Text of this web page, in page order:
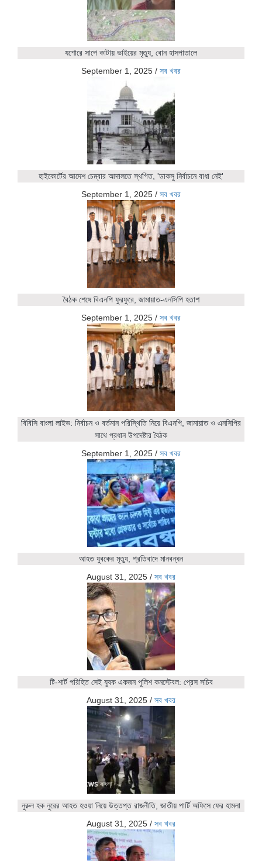
যশোরে সাপে কাটায় ভাইয়ের মৃত্যু, বোন হাসপাতালে
September 1, 2025 / সব খবর
হাইকোর্টের আদেশ চেম্বার আদালতে স্থগিত, 'ডাকসু নির্বাচনে বাধা নেই'
September 1, 2025 / সব খবর
বৈঠক শেষে বিএনপি ফুরফুরে, জামায়াত-এনসিপি হতাশ
September 1, 2025 / সব খবর
বিবিসি বাংলা লাইভ: নির্বাচন ও বর্তমান পরিস্থিতি নিয়ে বিএনপি, জামায়াত ও এনসিপির
সাথে প্রধান উপদেষ্টার বৈঠক
September 1, 2025 / সব খবর
আহত যুবকের মৃত্যু, প্রতিবাদে মানবন্ধন
August 31, 2025 / সব খবর
টি-শার্ট পরিহিত সেই যুবক একজন পুলিশ কনস্টেবল: প্রেস সচিব
August 31, 2025 / সব খবর
নুরুল হক নুরের আহত হওয়া নিয়ে উত্তপ্ত রাজনীতি, জাতীয় পার্টি অফিসে ফের হামলা
August 31, 2025 / সব খবর